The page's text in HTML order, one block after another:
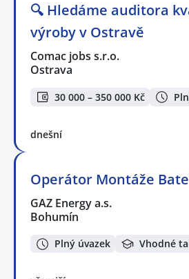
🔍 Hledáme auditora
výroby v Ostravě
Comac jobs s.r.o.
Ostrava
30 000 – 350 000 Kč
dnešní
Operátor Montáže
GAZ Energy a.s.
Bohumín
Plný úvazek Vhodné